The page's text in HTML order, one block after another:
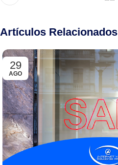
Artículos Relacionados
29
AGO